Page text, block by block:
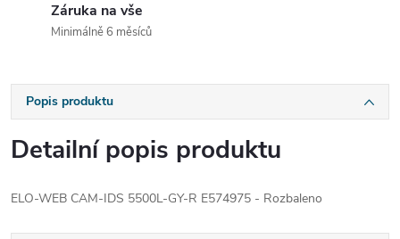
Záruka na vše
Minimálně 6 měsíců
Popis produktu
Detailní popis produktu
ELO-WEB CAM-IDS 5500L-GY-R E574975 - Rozbaleno